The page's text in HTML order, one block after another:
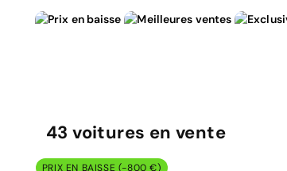
43voitures en vente
PRIX EN BAISSE (-800 €)